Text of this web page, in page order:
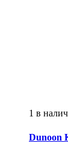
1 в
Dunoon